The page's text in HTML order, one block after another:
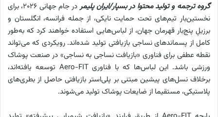
گروه ترجمه و تولید محتوا در بسپار/ایران پلیمر
در جام جهانی ۲۰۲۶، برای
نخستین‌بار تیم‌های تحت حمایت نایکی، از جمله فرانسه، انگلستان و
برزیلِ پنج‌بار قهرمان جهان، از لباس‌هایی استفاده خواهند کرد که به‌طور
کامل از پسماندهای نساجی بازیافتی تولید شده‌اند. رویکردی که می‌تواند
نقطه عطفی برای فناوری «بازیافت نساجی به نساجی» در صنعت پوشاک
ورزشی باشد. این لباس‌ها که با فناوری Aero-FIT توسعه یافته‌اند،
برخلاف نسل‌های پیشین مبتنی بر پلی‌استر بازیافتی حاصل از بطری‌های
پلاستیکی، مستقیما از ضایعات پوشاک تولید می‌شوند.